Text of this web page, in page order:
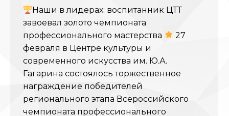
Наши в лидерах: воспитанник ЦТТ
завоевал золото чемпионата
профессионального мастерства
27
февраля в Центре культуры и
современного искусства им. Ю.А.
Гагарина состоялось торжественное
награждение победителей
регионального этапа Всероссийского
чемпионата профессионального